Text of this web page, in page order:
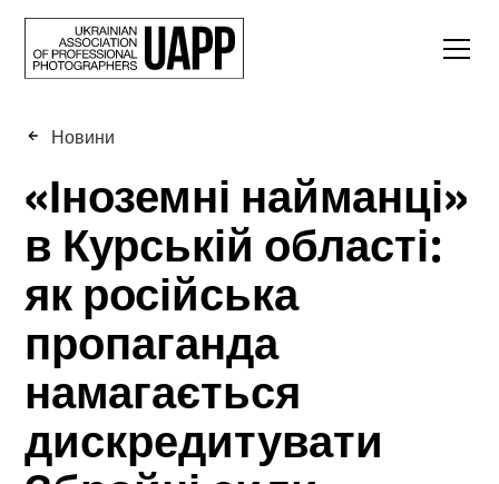
Новини
«Іноземні найманці»
в Курській області:
як російська
пропаганда
намагається
дискредитувати